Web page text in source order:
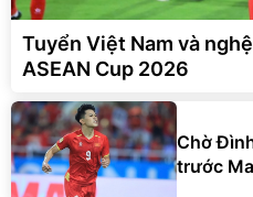
Tuyển Việt Nam và
ASEAN Cup 2026
Chờ
trước